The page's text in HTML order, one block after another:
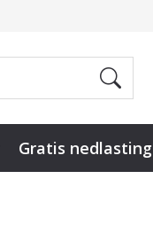
Gratis nedlasting